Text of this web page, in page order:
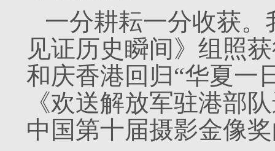
一分耕耘一分收获
见证历史瞬间》组照
和庆香港回归“华夏一
《欢送解放军驻港部
中国第十届摄影金像